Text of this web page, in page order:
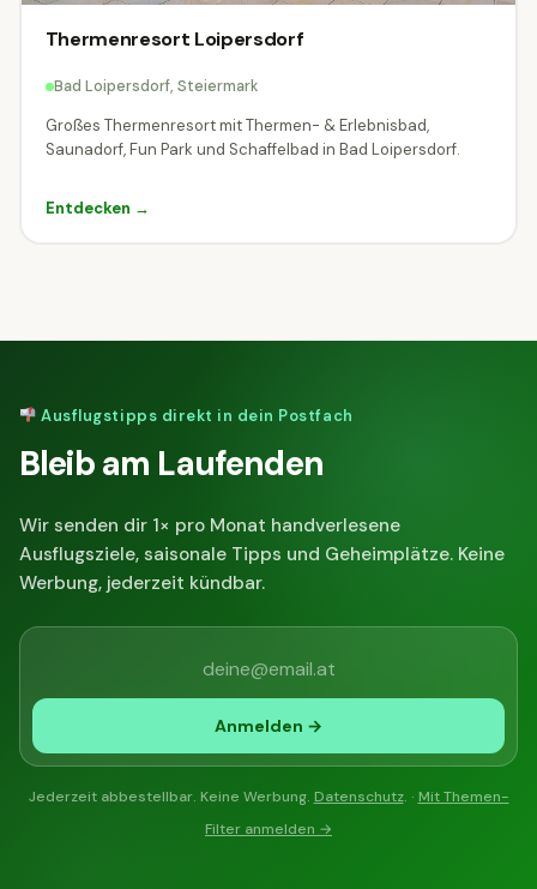
Thermenresort Loipersdorf
Bad Loipersdorf, Steiermark
Großes Thermenresort mit Thermen- & Erlebnisbad,
Saunadorf, Fun Park und Schaffelbad in Bad Loipersdorf.
Entdecken →
Ausflugstipps direkt in dein Postfach
Bleib am Laufenden
Wir senden dir 1× pro Monat handverlesene
Ausflugsziele, saisonale Tipps und Geheimplätze. Keine
Werbung, jederzeit kündbar.
Anmelden →
Jederzeit abbestellbar. Keine Werbung. Datenschutz. · Mit Themen-
Filter anmelden →